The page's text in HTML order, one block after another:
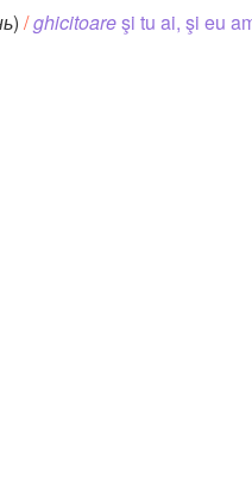
) /ghicitoareşi tu ai, şi eu